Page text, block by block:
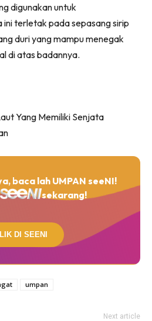
digunakan untuk
terletak pada sepasang sirip
duri yang mampu menegak
di atas badannya.
baca lah UMPAN seeNI!
sekarang!
DI SEENI
umpan
Next article